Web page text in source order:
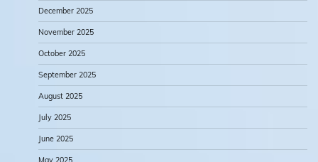
December 2025
November 2025
October 2025
September 2025
August 2025
July 2025
June 2025